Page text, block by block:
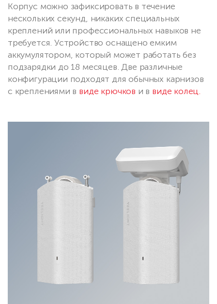
Корпус можно зафиксировать в течение
нескольких секунд, никаких специальных
креплений или профессиональных навыков не
требуется. Устройство оснащено емким
аккумулятором, который может работать без
подзарядки до 18 месяцев. Две различные
конфигурации подходят для обычных карнизов
с креплениями в виде крючков и в виде колец.